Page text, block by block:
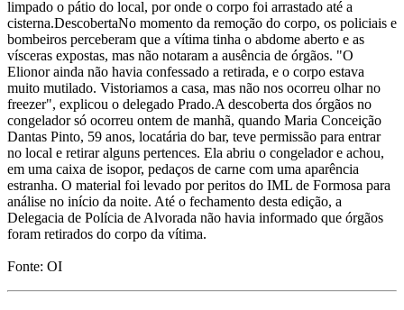
limpado o pátio do local, por onde o corpo foi arrastado até a
cisterna.DescobertaNo momento da remoção do corpo, os policiais e
bombeiros perceberam que a vítima tinha o abdome aberto e as
vísceras expostas, mas não notaram a ausência de órgãos. "O
Elionor ainda não havia confessado a retirada, e o corpo estava
muito mutilado. Vistoriamos a casa, mas não nos ocorreu olhar no
freezer", explicou o delegado Prado.A descoberta dos órgãos no
congelador só ocorreu ontem de manhã, quando Maria Conceição
Dantas Pinto, 59 anos, locatária do bar, teve permissão para entrar
no local e retirar alguns pertences. Ela abriu o congelador e achou,
em uma caixa de isopor, pedaços de carne com uma aparência
estranha. O material foi levado por peritos do IML de Formosa para
análise no início da noite. Até o fechamento desta edição, a
Delegacia de Polícia de Alvorada não havia informado que órgãos
foram retirados do corpo da vítima.
Fonte: OI